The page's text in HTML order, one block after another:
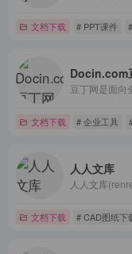
文档下载 # PPT课件
Docin.com
文档下载 # 企业工具
人人文库
文档下载 # CAD图纸下